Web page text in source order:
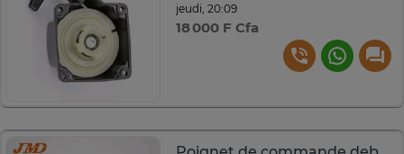
jeudi, 20:09
18 000 F Cfa